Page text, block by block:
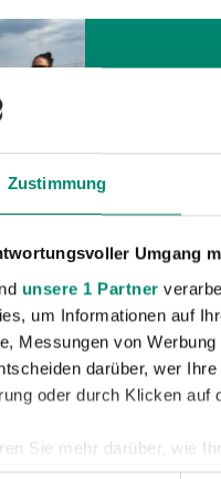
Zustimmung
Umgang
unsere 1 Partner
um Informationen auf
Messungen von
darüber, wer
oder durch Klicken auf
Sie mehr darüber, wie
fest.
Beim
sich die
05.06.2018|
SV
Am
spielten